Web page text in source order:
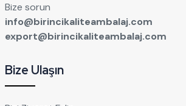
Bize sorun
info@birincikaliteambalaj.com
export@birincikaliteambalaj.com
Bize Ulaşın